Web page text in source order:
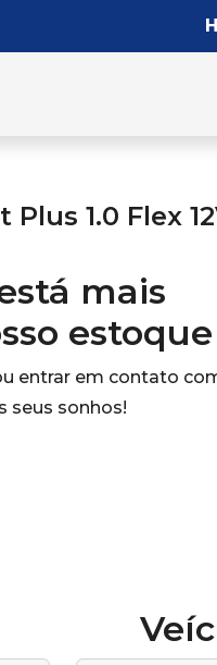
1.0 Flex
mais
estoque
entrar em contato
seus sonhos!